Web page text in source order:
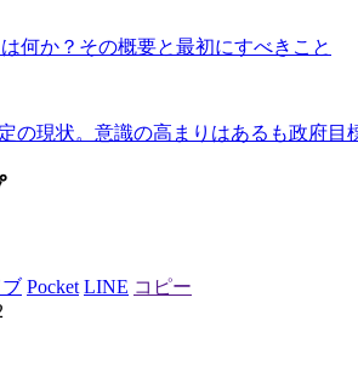
何か？その概要と最初にすべきこと
定の現状。意識の高まりはあるも政府
Pocket LINE コピー